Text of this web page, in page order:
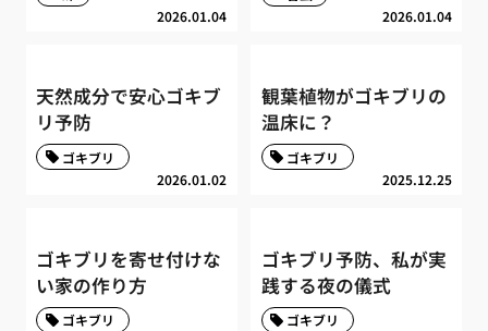
2026.01.04
2026.01.04
天然成分で安心ゴキブ
リ予防
2026.01.02
ゴキブリ
観葉植物がゴキブリの
温床に？
2025.12.25
ゴキブリ
ゴキブリを寄せ付けな
い家の作り方
ゴキブリ
ゴキブリ予防、私が実
践する夜の儀式
ゴキブリ